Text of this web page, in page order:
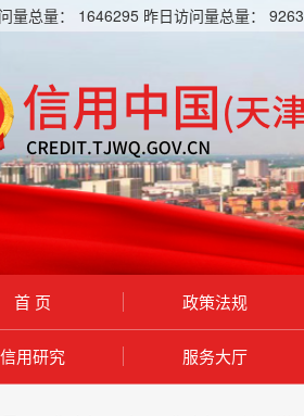
量总量： 1646295 昨日访问量总量： 9263
首 页 政策法规
信用研究 服务大厅